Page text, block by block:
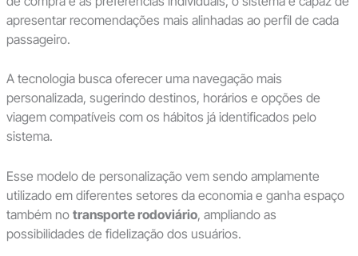
apresentar recomendações mais alinhadas ao perfil de cada
passageiro.
A tecnologia busca oferecer uma navegação mais
personalizada, sugerindo destinos, horários e opções de
viagem compatíveis com os hábitos já identificados pelo
sistema.
Esse modelo de personalização vem sendo amplamente
utilizado em diferentes setores da economia e ganha espaço
também no transporte rodoviário, ampliando as
possibilidades de fidelização dos usuários.